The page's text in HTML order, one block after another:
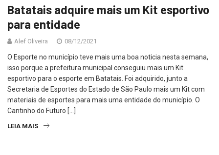
Batatais adquire mais um Kit esportivo
para entidade
Alef Oliveira 08/12/2021
O Esporte no município teve mais uma boa noticia nesta semana,
isso porque a prefeitura municipal conseguiu mais um Kit
esportivo para o esporte em Batatais. Foi adquirido, junto a
Secretaria de Esportes do Estado de São Paulo mais um Kit com
materiais de esportes para mais uma entidade do município. O
Cantinho do Futuro […]
LEIA MAIS